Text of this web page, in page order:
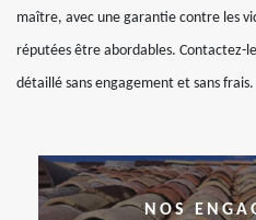
maître, avec une garantie contre les
réputées être abordables. Contactez-
détaillé sans engagement et sans frais.
NOS